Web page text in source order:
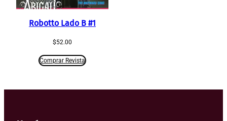
Robotto Lado B #1
$52.00
Comprar Revista